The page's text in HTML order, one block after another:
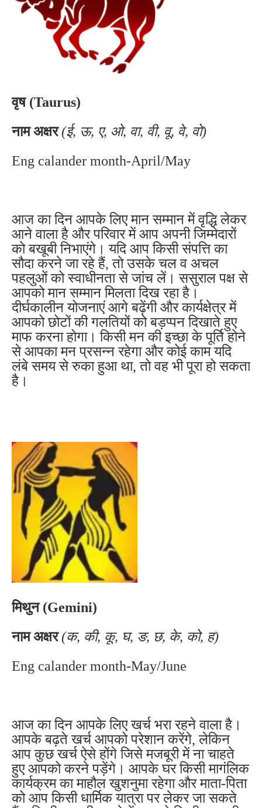
वृष (Taurus)
नाम अक्षर (ई, ऊ, ए, ओ, वा, वी, वू, वे, वो)
Eng calander month-April/May
आज का दिन आपके लिए मान सम्मान में वृद्धि लेकर
आने वाला है और परिवार में आप अपनी जिम्मेदारों
को बखूबी निभाएंगे। यदि आप किसी संपत्ति का
सौदा करने जा रहे हैं, तो उसके चल व अचल
पहलुओं को स्वाधीनता से जांच लें। ससुराल पक्ष से
आपको मान सम्मान मिलता दिख रहा है।
दीर्घकालीन योजनाएं आगे बढ़ेंगी और कार्यक्षेत्र में
आपको छोटों की गलतियों को बड़प्पन दिखाते हुए
माफ करना होगा। किसी मन की इच्छा के पूर्ति होने
से आपका मन प्रसन्न रहेगा और कोई काम यदि
लंबे समय से रुका हुआ था, तो वह भी पूरा हो सकता
है।
मिथुन (Gemini)
नाम अक्षर (क, की, कू, घ, ङ, छ, के, को, ह)
Eng calander month-May/June
आज का दिन आपके लिए खर्च भरा रहने वाला है।
आपके बढ़ते खर्च आपको परेशान करेंगे, लेकिन
आप कुछ खर्च ऐसे होंगे जिसे मजबूरी में ना चाहते
हुए आपको करने पड़ेंगे। आपके घर किसी मागंलिक
कार्यक्रम का माहौल खुशनुमा रहेगा और माता-पिता
को आप किसी धार्मिक यात्रा पर लेकर जा सकते